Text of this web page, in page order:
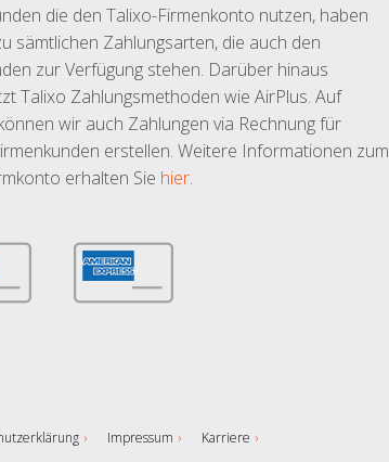
die den Talixo-Firmenkonto nutzen, haben
sämtlichen Zahlungsarten, die auch den
zur Verfügung stehen. Darüber hinaus
Talixo Zahlungsmethoden wie AirPlus. Auf
wir auch Zahlungen via Rechnung für
erstellen. Weitere Informationen zum
erhalten Sie hier.
Impressum Karriere